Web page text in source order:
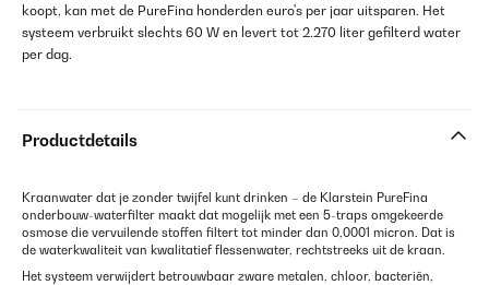
koopt, kan met de PureFina honderden euro's per jaar uitsparen. Het
systeem verbruikt slechts 60 W en levert tot 2.270 liter gefilterd water
per dag.
Productdetails
Kraanwater dat je zonder twijfel kunt drinken – de Klarstein PureFina
onderbouw-waterfilter maakt dat mogelijk met een 5-traps omgekeerde
osmose die vervuilende stoffen filtert tot minder dan 0,0001 micron. Dat is
de waterkwaliteit van kwalitatief flessenwater, rechtstreeks uit de kraan.
Het systeem verwijdert betrouwbaar zware metalen, chloor, bacteriën,